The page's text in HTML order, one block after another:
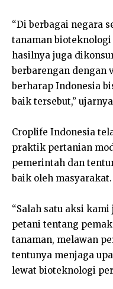
“Di berbagai negara
tanaman
hasilnya juga
berbarengan dengan
berharap Indonesia
baik tersebut,”
Croplife Indonesia
praktik pertanian
pemerintah dan
baik oleh masyarakat.
“Salah satu aksi
petani tentang
tanaman, melawan
tentunya menjaga
lewat bioteknologi